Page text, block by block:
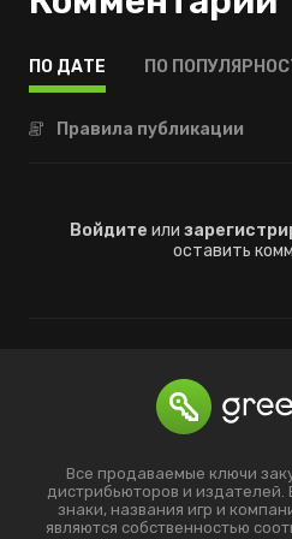
ПО ДАТЕ ПО
Правила публикации
Войдите или
оставить
Все продаваемые ключи
дистрибьюторов и издателей.
знаки, названия игр и
являются собственностью